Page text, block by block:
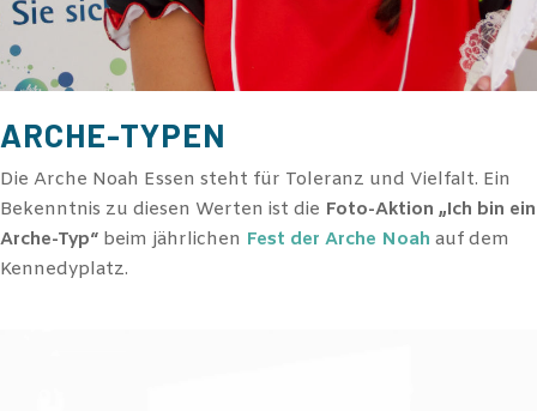
ARCHE-TYPEN
Die Arche Noah Essen steht für Toleranz und Vielfalt. Ein
Bekenntnis zu diesen Werten ist die Foto-Aktion „Ich bin ein
Arche-Typ“ beim jährlichen Fest der Arche Noah auf dem
Kennedyplatz.